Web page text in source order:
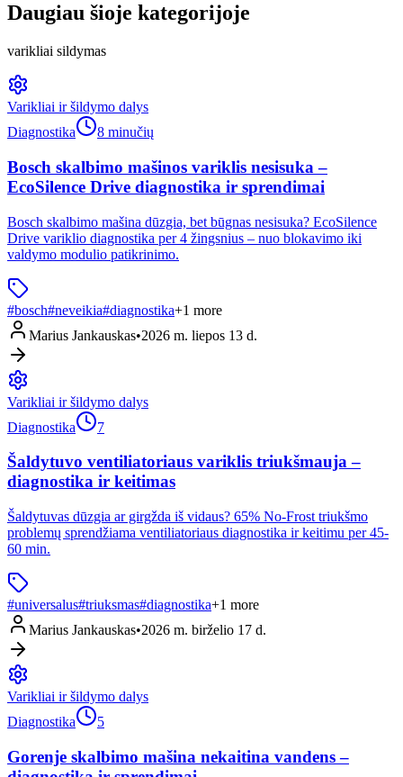
Daugiau šioje kategorijoje
varikliai sildymas
Varikliai ir šildymo dalys
Diagnostika
8 minučių
Bosch skalbimo mašinos variklis nesisuka –
EcoSilence Drive diagnostika ir sprendimai
Bosch skalbimo mašina dūzgia, bet būgnas nesisuka? EcoSilence
Drive variklio diagnostika per 4 žingsnius – nuo blokavimo iki
valdymo modulio patikrinimo.
#bosch#neveikia#diagnostika+1 more
Marius Jankauskas•2026 m. liepos 13 d.
Varikliai ir šildymo dalys
Diagnostika
7
Šaldytuvo ventiliatoriaus variklis triukšmauja –
diagnostika ir keitimas
Šaldytuvas dūzgia ar girgžda iš vidaus? 65% No-Frost triukšmo
problemų sprendžiama ventiliatoriaus diagnostika ir keitimu per 45-
60 min.
#universalus#triuksmas#diagnostika+1 more
Marius Jankauskas•2026 m. birželio 17 d.
Varikliai ir šildymo dalys
Diagnostika
5
Gorenje skalbimo mašina nekaitina vandens –